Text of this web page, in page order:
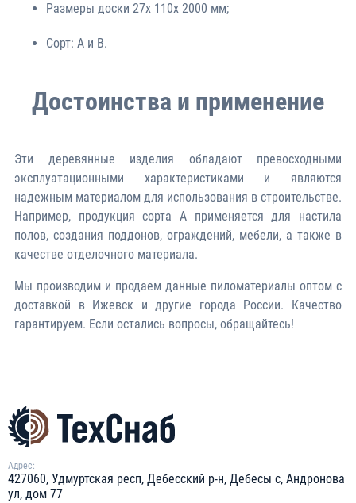
Размеры доски 27х 110х 2000 мм;
Сорт: A и B.
Достоинства и применение
Эти деревянные изделия обладают превосходными
эксплуатационными характеристиками и являются
надежным материалом для использования в строительстве.
Например, продукция сорта A применяется для настила
полов, создания поддонов, ограждений, мебели, а также в
качестве отделочного материала.
Мы производим и продаем данные пиломатериалы оптом с
доставкой в Ижевск и другие города России. Качество
гарантируем. Если остались вопросы, обращайтесь!
Адрес:
427060, Удмуртская респ, Дебесский р-н, Дебесы с, Андронова
ул, дом 77